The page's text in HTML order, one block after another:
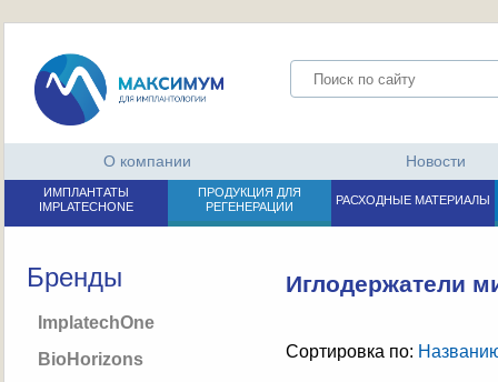
О компании Новости
ИМПЛАНТАТЫ
IMPLATECHONE
ПРОДУКЦИЯ ДЛЯ
РЕГЕНЕРАЦИИ
РАСХОДНЫЕ МАТЕРИАЛЫ
Бренды
ImplatechOne
BioHorizons
Иглодержатели
Сортировка по: